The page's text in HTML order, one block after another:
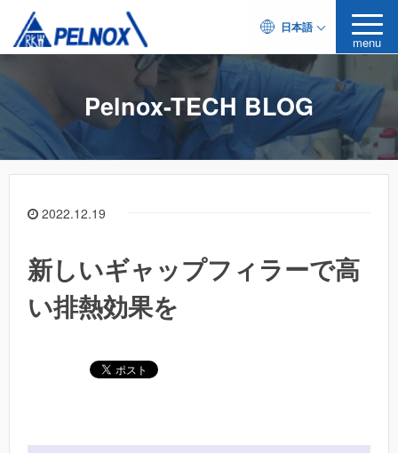
日本語
menu
Pelnox-TECH BLOG
2022.12.19
新しいギャップフィラーで高
い排熱効果を